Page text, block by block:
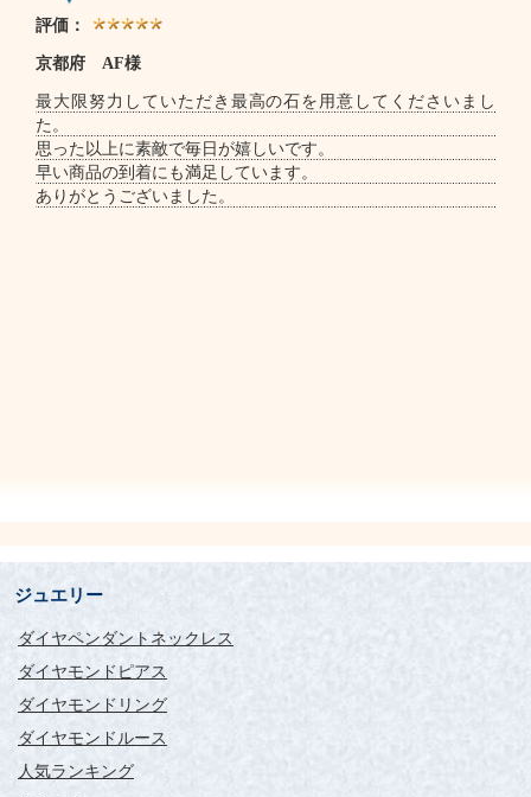
評価：
京都府 AF様
最大限努力していただき最高の石を用意してくださいまし
た。
思った以上に素敵で毎日が嬉しいです。
早い商品の到着にも満足しています。
ありがとうございました。
ジュエリー
ダイヤペンダントネックレス
ダイヤモンドピアス
ダイヤモンドリング
ダイヤモンドルース
人気ランキング